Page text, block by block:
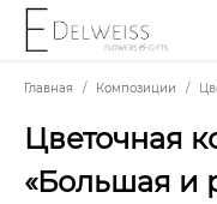
Главная Композиции
Цветочная
«Большая и